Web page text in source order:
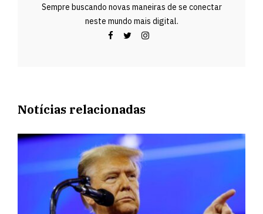
Sempre buscando novas maneiras de se conectar
neste mundo mais digital.
Notícias relacionadas